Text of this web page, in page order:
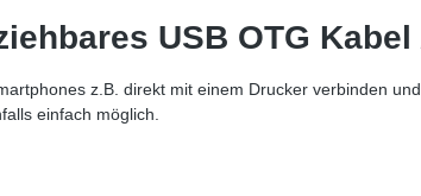
USB OTG Kabel
z.B. direkt mit einem Drucker verbinden
einfach möglich.